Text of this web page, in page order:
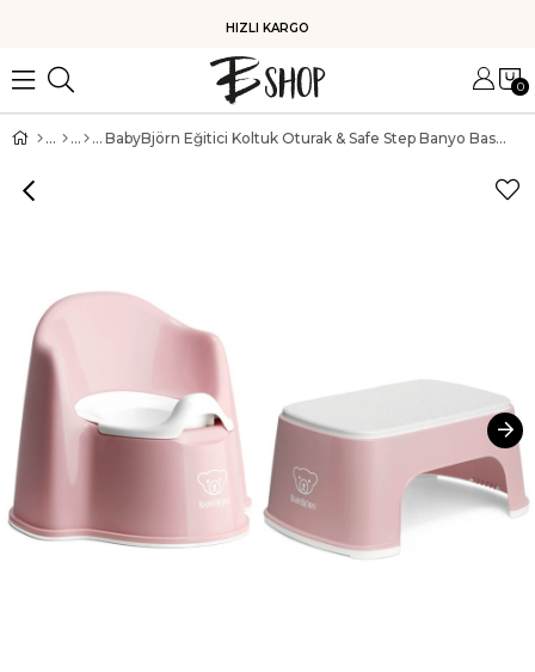
HIZLI KARGO
0
BabyBjörn Eğitici Koltuk Oturak & Safe Step Banyo Basamağı / Powder Pink